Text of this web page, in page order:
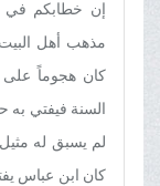
إن خطابکم في
مذهب أهل
کان هجوماً
السنة فیفتي
لم یسبق له
کان ابن عباس